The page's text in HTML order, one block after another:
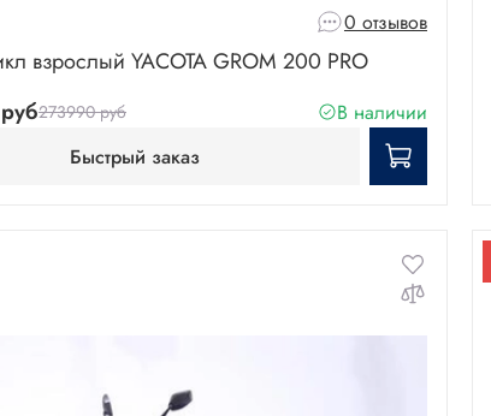
0 отзывов
взрослый YAСOTA GROM 200 PRO
273990 руб
В наличии
Быстрый заказ